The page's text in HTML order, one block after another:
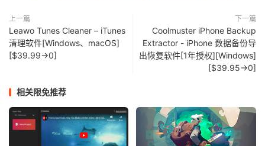
上一篇
Leawo Tunes Cleaner – iTunes
清理软件[Windows、macOS]
[$39.99→0]
下一篇
Coolmuster iPhone Backup
Extractor - iPhone 数据备份导
出恢复软件[1年授权][Windows]
[$39.95→0]
相关限免推荐